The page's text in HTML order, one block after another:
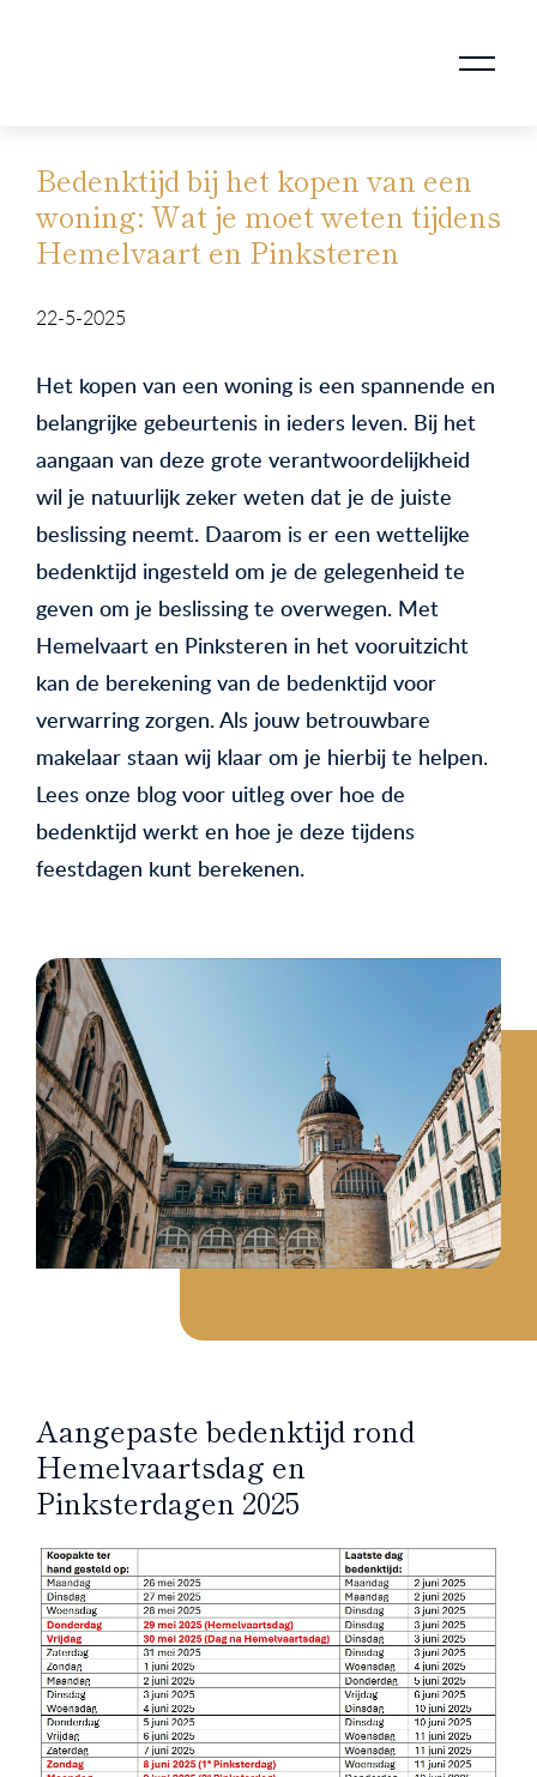
Bedenktijd bij het kopen van een
woning: Wat je moet weten tijdens
Hemelvaart en Pinksteren
22-5-2025
Het kopen van een woning is een spannende en
belangrijke gebeurtenis in ieders leven. Bij het
aangaan van deze grote verantwoordelijkheid
wil je natuurlijk zeker weten dat je de juiste
beslissing neemt. Daarom is er een wettelijke
bedenktijd ingesteld om je de gelegenheid te
geven om je beslissing te overwegen. Met
Hemelvaart en Pinksteren in het vooruitzicht
kan de berekening van de bedenktijd voor
verwarring zorgen. Als jouw betrouwbare
makelaar staan wij klaar om je hierbij te helpen.
Lees onze blog voor uitleg over hoe de
bedenktijd werkt en hoe je deze tijdens
feestdagen kunt berekenen.
Aangepaste bedenktijd rond
Hemelvaartsdag en
Pinksterdagen 2025